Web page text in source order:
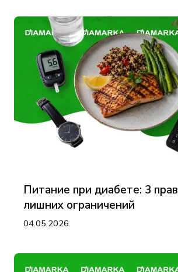
Питание при диабете: 3
лишних ограничений
04.05.2026